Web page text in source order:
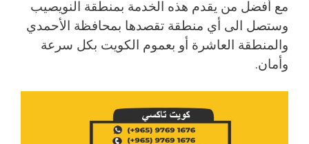
مع أفضل من يقدم هذه الخدمة بمنطقة النويصيب
وستصل الى أي منطقة تقصدها بمحافظة الأحمدي
والمنطقة العاشرة أو بعموم الكويت بكل سرعة
وأمان.